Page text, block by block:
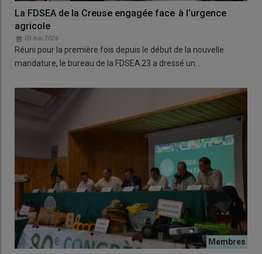
La FDSEA de la Creuse engagée face à l’urgence
agricole
09 mai 2026
Réuni pour la première fois depuis le début de la nouvelle
mandature, le bureau de la FDSEA 23 a dressé un…